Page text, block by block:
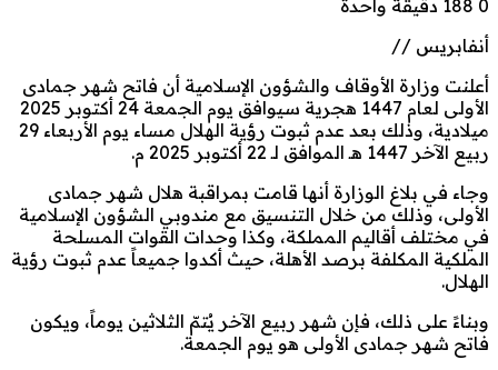
0
دقيقة واحدة
أنفابريس //
أعلنت وزارة الأوقاف والشؤون الإسلامية أن فاتح شهر جمادى
الأولى لعام 1447 هجرية سيوافق يوم الجمعة 24 أكتوبر 2025
ميلادية، وذلك بعد عدم ثبوت رؤية الهلال مساء يوم الأربعاء 29
ربيع الآخر 1447 هـ الموافق لـ 22 أكتوبر 2025 م.
وجاء في بلاغ الوزارة أنها قامت بمراقبة هلال شهر جمادى
الأولى، وذلك من خلال التنسيق مع مندوبي الشؤون الإسلامية
في مختلف أقاليم المملكة، وكذا وحدات القوات المسلحة
الملكية المكلفة برصد الأهلة، حيث أكدوا جميعاً عدم ثبوت رؤية
الهلال.
وبناءً على ذلك، فإن شهر ربيع الآخر يُتمّ الثلاثين يوماً، ويكون
فاتح شهر جمادى الأولى هو يوم الجمعة.